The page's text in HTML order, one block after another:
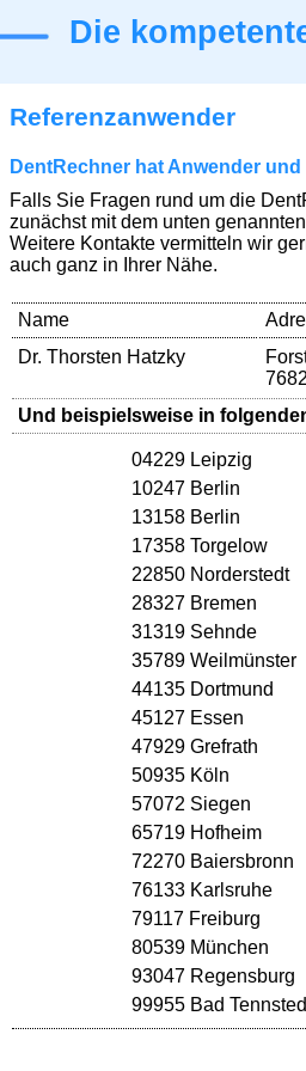
Die
Referenzanwender
DentRechner hat Anwender
Falls Sie Fragen rund um die
zunächst mit dem unten
Weitere Kontakte vermitteln wir
auch ganz in Ihrer Nähe.
Name
Dr. Thorsten Hatzky
Und beispielsweise in
04229 Leipzig
10247 Berlin
13158 Berlin
17358 Torgelow
22850 Norderstedt
28327 Bremen
31319 Sehnde
35789 Weilmünster
44135 Dortmund
45127 Essen
47929 Grefrath
50935 Köln
57072 Siegen
65719 Hofheim
72270 Baiersbronn
76133 Karlsruhe
79117 Freiburg
80539 München
93047 Regensburg
99955 Bad